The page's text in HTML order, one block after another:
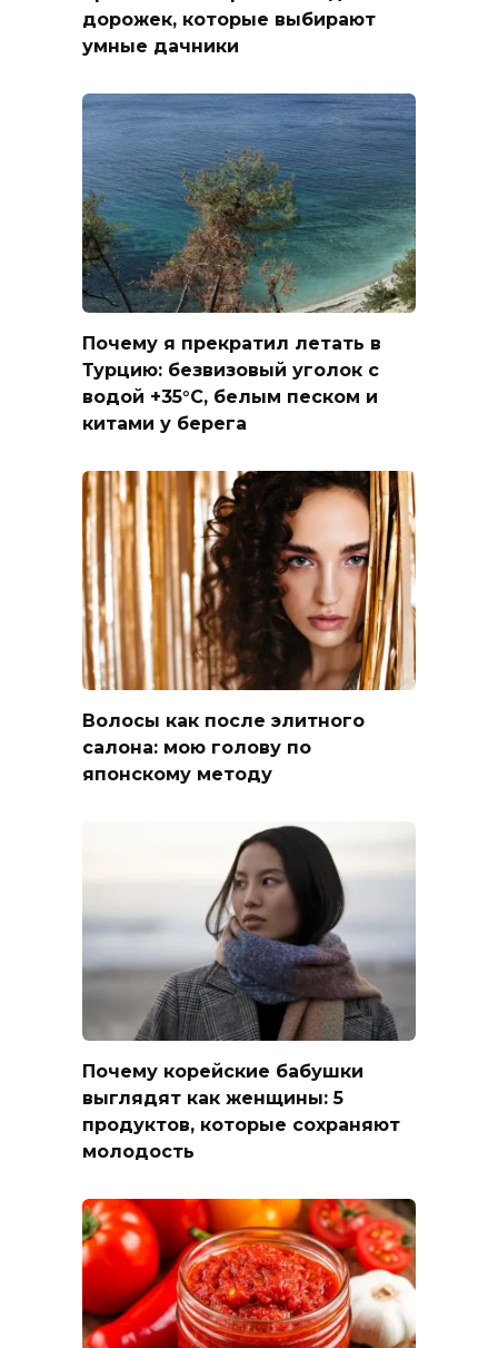
дорожек, которые выбирают
умные дачники
Почему я прекратил летать в
Турцию: безвизовый уголок с
водой +35°C, белым песком и
китами у берега
Волосы как после элитного
салона: мою голову по
японскому методу
Почему корейские бабушки
выглядят как женщины: 5
продуктов, которые сохраняют
молодость